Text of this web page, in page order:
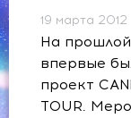
19 марта 2012
На
впервые
проект
TOUR.